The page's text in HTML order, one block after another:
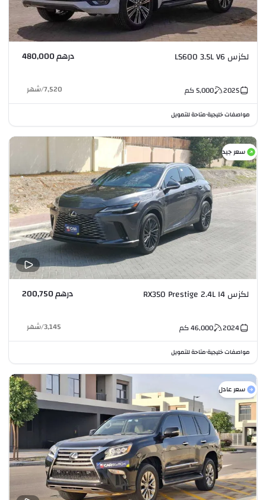
لكزس LS600 3.5L V6 درهم 480,000
2025
5,000كم 7,520
/شهر
مواصفات خليجية•متاحة للتمويل
سعر جيد
لكزس RX350 Prestige 2.4L I4 درهم 200,750
2024
46,000كم 3,145
/شهر
مواصفات خليجية•متاحة للتمويل
سعر عادل